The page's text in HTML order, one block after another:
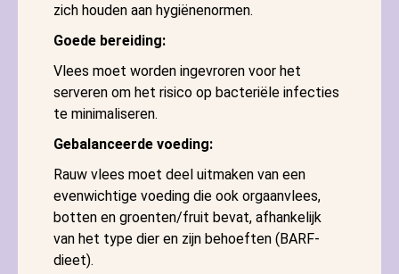
zich houden aan hygiënenormen.
Goede bereiding:
Vlees moet worden ingevroren voor het
serveren om het risico op bacteriële infecties
te minimaliseren.
Gebalanceerde voeding:
Rauw vlees moet deel uitmaken van een
evenwichtige voeding die ook orgaanvlees,
botten en groenten/fruit bevat, afhankelijk
van het type dier en zijn behoeften (BARF-
dieet).